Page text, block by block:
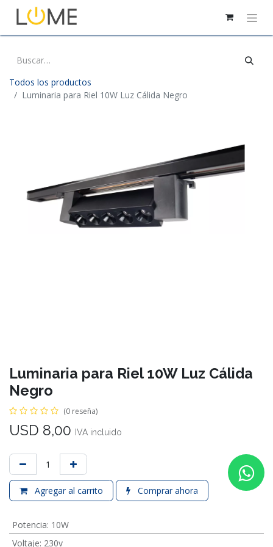
Todos los productos
Luminaria para Riel 10W Luz Cálida Negro
Luminaria para Riel 10W Luz Cálida
Negro
(0 reseña)
USD 8,00 IVA incluido
Agregar al carrito Comprar ahora
Potencia: 10W
Voltaje: 230v